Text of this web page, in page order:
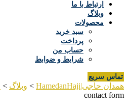
ارتباط با ما
وبلاگ
محصولات
سبد خرید
پرداخت
حساب من
شرایط و ضوابط
تماس سریع
همدان حاجی|HamedanHaji > وبلاگ >
contact form